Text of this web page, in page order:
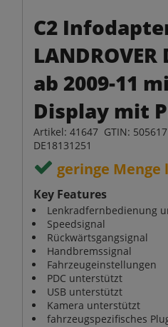
C2
ab 2009-11
Display mit
Artikel: 41647 GTIN:
DE18131251
geringe
Key Features
Lenkradfernbedienung
Speedsignal
Rückwärtsgangsignal
Handbremssignal
Fahrzeugeinstellungen
PDC unterstützt
USB unterstützt
Kamera unterstützt
fahrzeugspezifisches